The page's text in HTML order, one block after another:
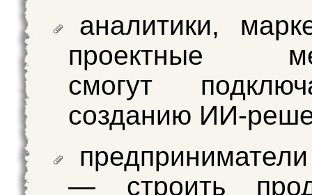
аналитики,
проектные
смогут
созданию ИИ-
предприниматели
— строить